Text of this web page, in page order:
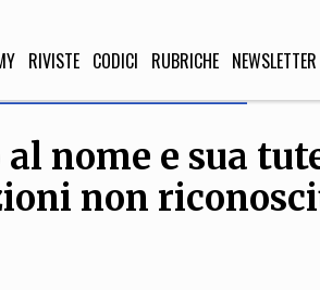
RIVISTE CODICI RUBRICHE NEWSLETTER
SOCIETÀ
Politica, Attualità,
nome e sua
non